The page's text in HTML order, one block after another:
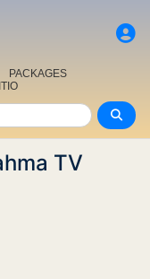
PACKAGES
TV